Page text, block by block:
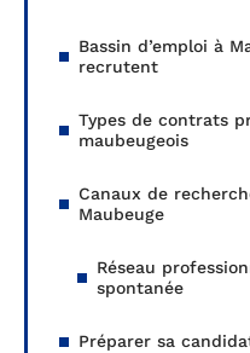
Bassin d’emploi à
recrutent
Types de contrats
maubeugeois
Canaux de
Maubeuge
Réseau
spontanée
Préparer sa